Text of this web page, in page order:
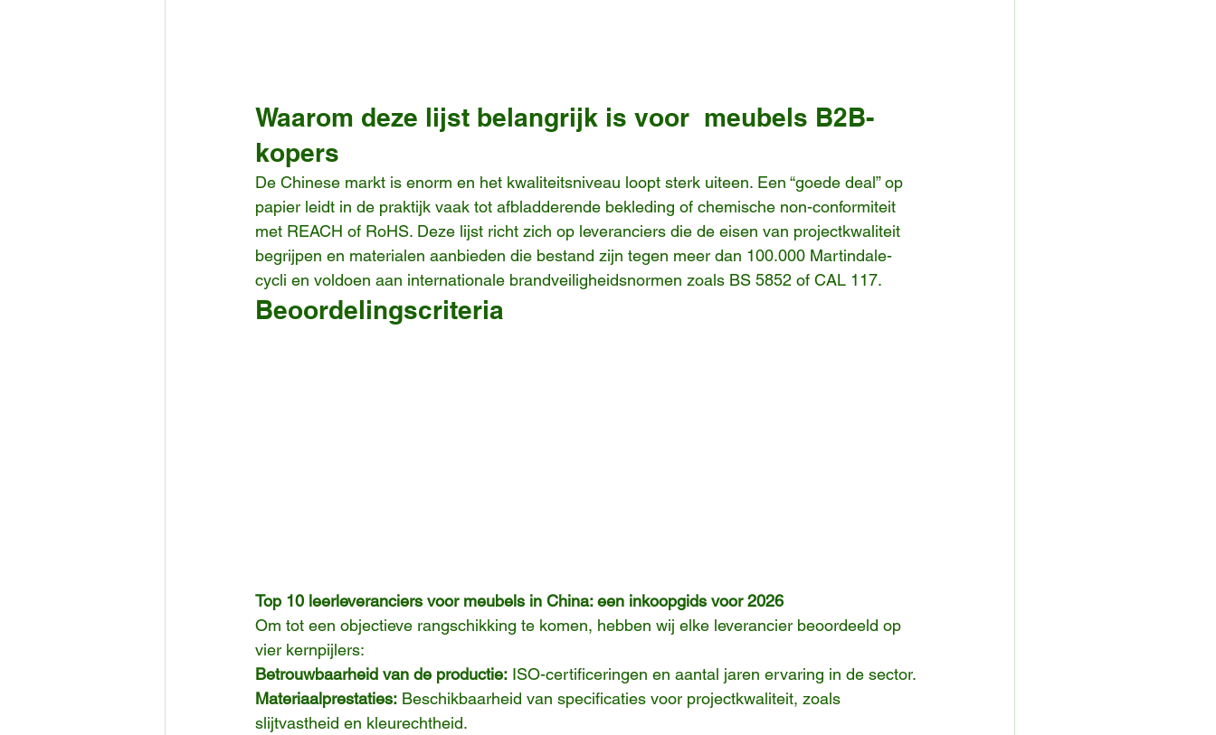
Waarom deze lijst belangrijk is voor  meubels B2B-
kopers
De Chinese markt is enorm en het kwaliteitsniveau loopt sterk uiteen. Een “goede deal” op
papier leidt in de praktijk vaak tot afbladderende bekleding of chemische non-conformiteit
met REACH of RoHS. Deze lijst richt zich op leveranciers die de eisen van projectkwaliteit
begrijpen en materialen aanbieden die bestand zijn tegen meer dan 100.000 Martindale-
cycli en voldoen aan internationale brandveiligheidsnormen zoals BS 5852 of CAL 117.
Beoordelingscriteria
Top 10 leerleveranciers voor meubels in China: een inkoopgids voor 2026
Om tot een objectieve rangschikking te komen, hebben wij elke leverancier beoordeeld op
vier kernpijlers:
Betrouwbaarheid van de productie: ISO-certificeringen en aantal jaren ervaring in de sector.
Materiaalprestaties: Beschikbaarheid van specificaties voor projectkwaliteit, zoals
slijtvastheid en kleurechtheid.